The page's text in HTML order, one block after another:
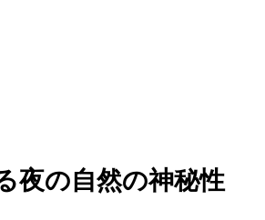
夜の自然の神秘性